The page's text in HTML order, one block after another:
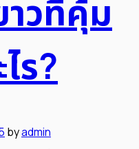
าวที่คุ้ม
ร?
byadmin